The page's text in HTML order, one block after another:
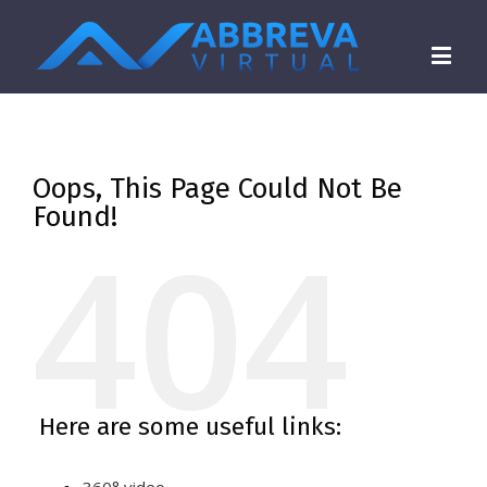
Oops, This Page Could Not Be
Found!
Here are some useful links: